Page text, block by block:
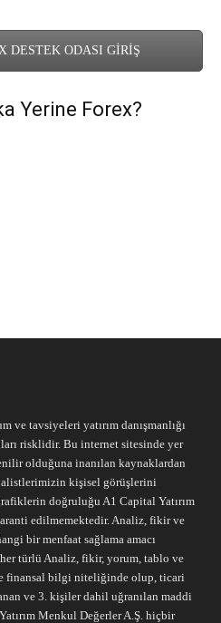
DESTEK ODASI GİRİŞ
Yerine Forex?
ve tavsiyeleri yatırım danışmanlığı
risklidir. Bu internet sitesinde yer
olduğuna inanılan kaynaklardan
kişisel görüşlerini
doğruluğu A1 Capital Yatırım
edilmemektedir. Analiz, fikir ve
bir menfaat sağlama amacı
türlü Analiz, fikir, yorum, tablo ve
finansal bilgi niteliğinde olup, ticari
ve 3. kişiler dahil uğranılan maddi
Menkul Değerler A.Ş. hiçbir